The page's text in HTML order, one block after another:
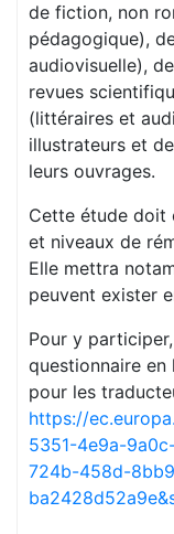
de fiction, non
pédagogique),
audiovisuelle),
revues
(littéraires et
illustrateurs et
leurs ouvrages.
Cette étude doit
et niveaux de
Elle mettra
peuvent exister
Pour y
questionnaire
pour les
https://
5351-4e9a-
724b-458d-